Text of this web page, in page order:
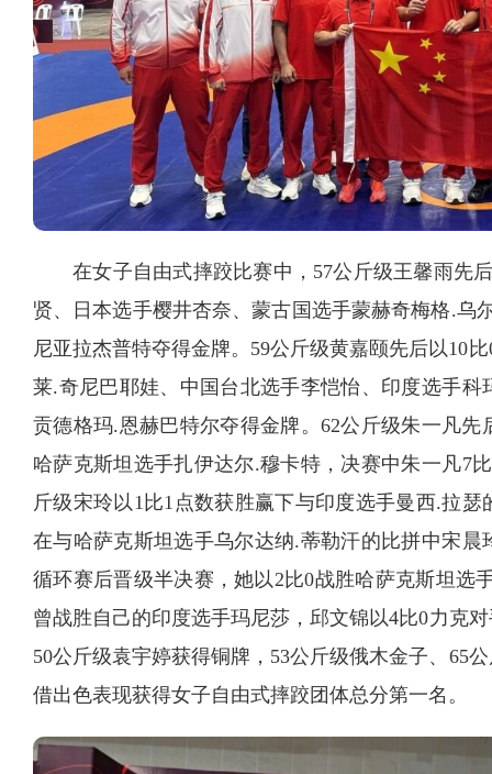
在女子自由式摔跤比赛中，57公斤级王馨雨先
贤、日本选手樱井杏奈、蒙古国选手蒙赫奇梅格.乌
尼亚拉杰普特夺得金牌。59公斤级黄嘉颐先后以10
莱.奇尼巴耶娃、中国台北选手李恺怡、印度选手
贡德格玛.恩赫巴特尔夺得金牌。62公斤级朱一凡
哈萨克斯坦选手扎伊达尔.穆卡特，决赛中朱一凡7
斤级宋玲以1比1点数获胜赢下与印度选手曼西.拉
在与哈萨克斯坦选手乌尔达纳.蒂勒汗的比拼中宋晨
循环赛后晋级半决赛，她以2比0战胜哈萨克斯坦选
曾战胜自己的印度选手玛尼莎，邱文锦以4比0力克
50公斤级袁宇婷获得铜牌，53公斤级俄木金子、65
借出色表现获得女子自由式摔跤团体总分第一名。